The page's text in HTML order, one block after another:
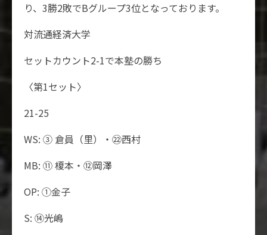
り、3勝2敗でBグループ3位となっております。
対流通経済大学
セットカウント2-1で本塾の勝ち
〈第1セット〉
21-25
WS: ③ 倉員（里）・㉒西村
MB: ⑪ 榎本・⑫岡澤
OP: ①金子
S: ⑭光嶋